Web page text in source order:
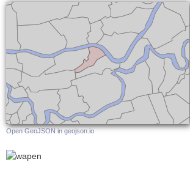
Open GeoJSON in geojson.io